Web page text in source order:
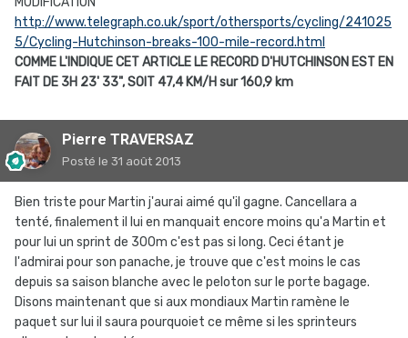
http://www.telegraph.co.uk/sport/othersports/cycling/241025
5/Cycling-Hutchinson-breaks-100-mile-record.html
COMME L'INDIQUE CET ARTICLE LE RECORD D'HUTCHINSON EST EN
FAIT DE 3H 23' 33", SOIT 47,4 KM/H sur 160,9 km
Pierre TRAVERSAZ
Posté le 31 août 2013
Bien triste pour Martin j'aurai aimé qu'il gagne. Cancellara a
tenté, finalement il lui en manquait encore moins qu'a Martin et
pour lui un sprint de 300m c'est pas si long. Ceci étant je
l'admirai pour son panache, je trouve que c'est moins le cas
depuis sa saison blanche avec le peloton sur le porte bagage.
Disons maintenant que si aux mondiaux Martin ramène le
paquet sur lui il saura pourquoiet ce même si les sprinteurs